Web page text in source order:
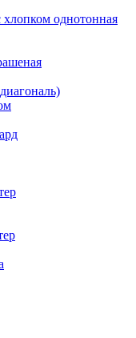
хлопком однотонная